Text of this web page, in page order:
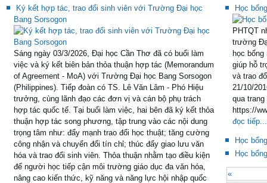
Ký kết hợp tác, trao đổi sinh viên với Trường Đại học
Bang Sorsogon
Sáng ngày 03/3/2026, Đại học Cần Thơ đã có buổi làm
việc và ký kết biên bản thỏa thuận hợp tác (Memorandum
of Agreement - MoA) với Trường Đại học Bang Sorsogon
(Philippines). Tiếp đoàn có TS. Lê Văn Lâm - Phó Hiệu
trưởng, cùng lãnh đạo các đơn vị và cán bộ phụ trách
hợp tác quốc tế. Tại buổi làm việc, hai bên đã ký kết thỏa
thuận hợp tác song phương, tập trung vào các nội dung
trọng tâm như: đẩy mạnh trao đổi học thuật; tăng cường
công nhận và chuyển đổi tín chỉ; thúc đẩy giao lưu văn
hóa và trao đổi sinh viên. Thỏa thuận nhằm tạo điều kiện
để người học tiếp cận môi trường giáo dục đa văn hóa,
nâng cao kiến thức, kỹ năng và năng lực hội nhập quốc
Học
PHTQT
trường
học
giúp hỗ
và trao
21/10/
qua
https://
đọc tiếp...
Học
Học
«